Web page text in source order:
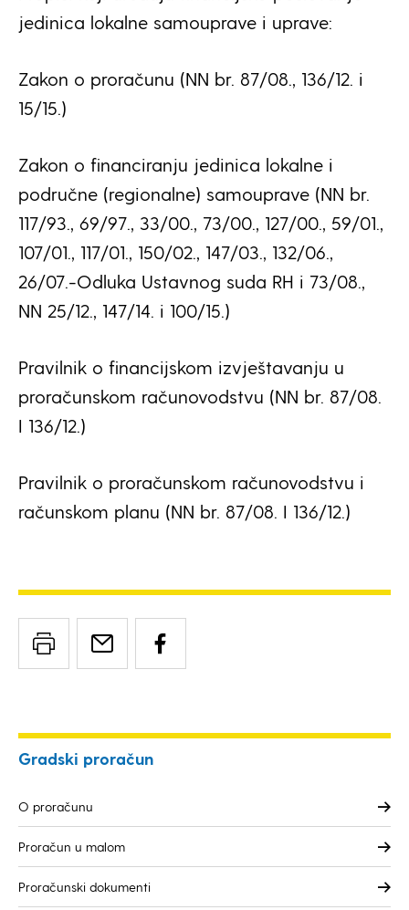
Gradski proračun
O proračunu
Proračun u malom
Proračunski dokumenti
jedinica lokalne samouprave i uprave:
Zakon o proračunu (NN br. 87/08., 136/12. i
15/15.)
Zakon o financiranju jedinica lokalne i
područne (regionalne) samouprave (NN br.
117/93., 69/97., 33/00., 73/00., 127/00., 59/01.,
107/01., 117/01., 150/02., 147/03., 132/06.,
26/07.-Odluka Ustavnog suda RH i 73/08.,
NN 25/12., 147/14. i 100/15.)
Pravilnik o financijskom izvještavanju u
proračunskom računovodstvu (NN br. 87/08.
I 136/12.)
Pravilnik o proračunskom računovodstvu i
računskom planu (NN br. 87/08. I 136/12.)